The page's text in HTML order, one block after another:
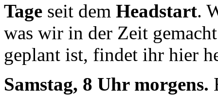
Tage seit dem Headstart.
was wir in der Zeit
geplant ist, findet ihr hier
Samstag, 8 Uhr morgens.